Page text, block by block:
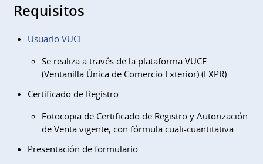
Requisitos
Usuario VUCE.
Se realiza a través de la plataforma VUCE
(Ventanilla Única de Comercio Exterior) (EXPR).
Certificado de Registro.
Fotocopia de Certificado de Registro y Autorización
de Venta vigente, con fórmula cuali-cuantitativa.
Presentación de formulario.